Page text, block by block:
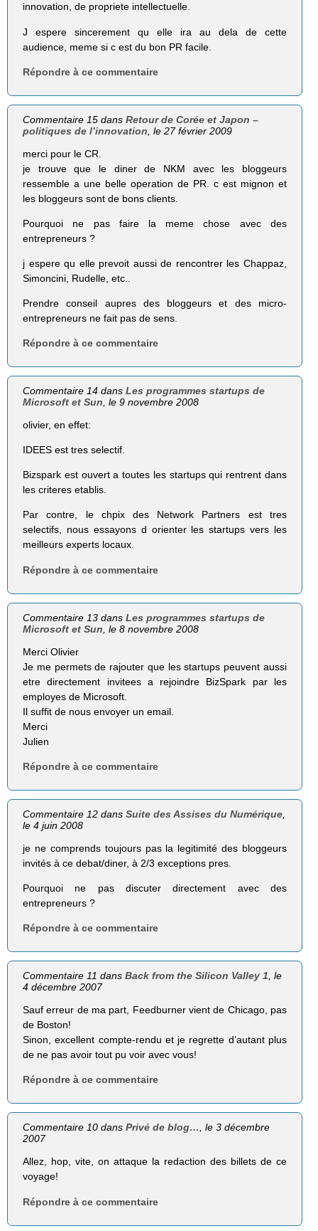
innovation, de propriete intellectuelle.
J espere sincerement qu elle ira au dela de cette
audience, meme si c est du bon PR facile.
Répondre à ce commentaire
Commentaire 15 dansRetour de Corée et Japon –
politiques de l’innovation , le 27 février 2009
merci pour le CR.
je trouve que le diner de NKM avec les bloggeurs
ressemble a une belle operation de PR. c est mignon et
les bloggeurs sont de bons clients.
Pourquoi ne pas faire la meme chose avec des
entrepreneurs ?
j espere qu elle prevoit aussi de rencontrer les Chappaz,
Simoncini, Rudelle, etc..
Prendre conseil aupres des bloggeurs et des micro-
entrepreneurs ne fait pas de sens.
Répondre à ce commentaire
Commentaire 14 dansLes programmes startups de
Microsoft et Sun , le 9 novembre 2008
olivier, en effet:
IDEES est tres selectif.
Bizspark est ouvert a toutes les startups qui rentrent dans
les criteres etablis.
Par contre, le chpix des Network Partners est tres
selectifs, nous essayons d orienter les startups vers les
meilleurs experts locaux.
Répondre à ce commentaire
Commentaire 13 dansLes programmes startups de
Microsoft et Sun , le 8 novembre 2008
Merci Olivier
Je me permets de rajouter que les startups peuvent aussi
etre directement invitees a rejoindre BizSpark par les
employes de Microsoft.
Il suffit de nous envoyer un email.
Merci
Julien
Répondre à ce commentaire
Commentaire 12 dansSuite des Assises du Numérique
le 4 juin 2008
je ne comprends toujours pas la legitimité des bloggeurs
invités à ce debat/diner, à 2/3 exceptions pres.
Pourquoi ne pas discuter directement avec des
entrepreneurs ?
Répondre à ce commentaire
Commentaire 11 dansBack from the Silicon Valley 1 , le
4 décembre 2007
Sauf erreur de ma part, Feedburner vient de Chicago, pas
de Boston!
Sinon, excellent compte-rendu et je regrette d’autant plus
de ne pas avoir tout pu voir avec vous!
Répondre à ce commentaire
Commentaire 10 dansPrivé de blog…, le 3 décembre
2007
Allez, hop, vite, on attaque la redaction des billets de ce
voyage!
Répondre à ce commentaire